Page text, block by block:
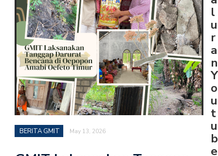
BERITA GMIT May 13, 2026
l
u
r
a
n
Y
o
u
t
u
b
e